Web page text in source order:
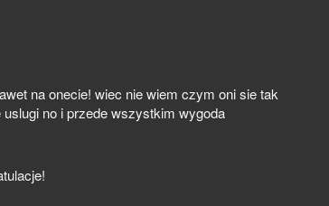
na onecie! wiec nie wiem czym oni sie tak
no i przede wszystkim wygoda